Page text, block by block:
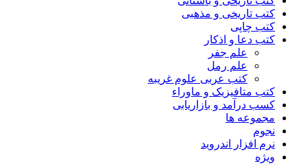
کتب تاریخی و مذهبی
کتب چاپی
کتب دعا و اذکار
علم جفر
علم رمل
کتب عربی علوم غریبه
کتب متافیزیک و ماوراء
کسب درآمد و بازاریابی
مجموعه ها
نجوم
نرم افزار اندروید
ویژه